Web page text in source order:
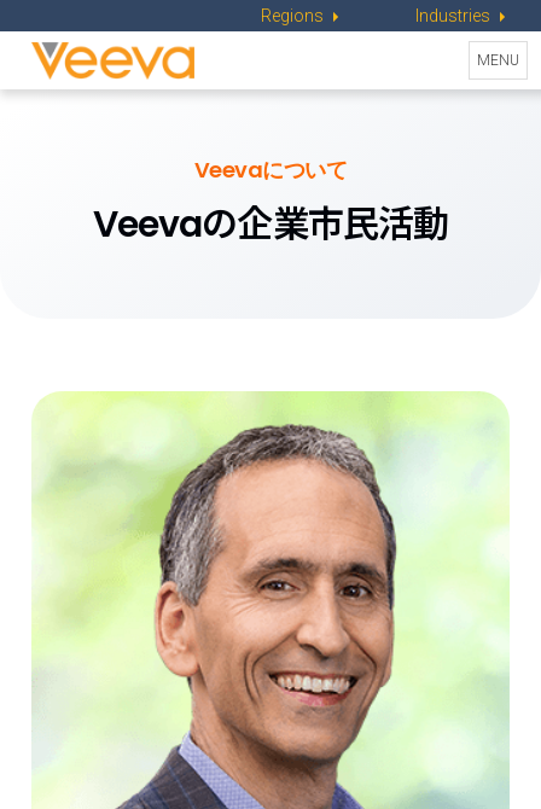
Regions Industries
Toggle
MENU
Veevaについて
Veevaの企業市民活動